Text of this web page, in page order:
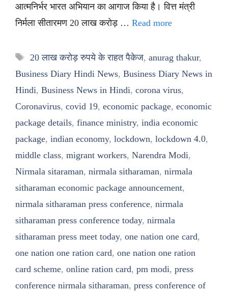
आत्मनिर्भर भारत अभियान का आगाज किया है। वित्त मंत्री
निर्मला सीतारमण 20 लाख करोड़ … Read more
Tags
20 लाख करोड़ रुपये के राहत पैकेज, anurag thakur,
Business Diary Hindi News, Business Diary News in
Hindi, Business News in Hindi, corona virus,
Coronavirus, covid 19, economic package, economic
package details, finance ministry, india economic
package, indian economy, lockdown, lockdown 4.0,
middle class, migrant workers, Narendra Modi,
Nirmala sitaraman, nirmala sitharaman, nirmala
sitharaman economic package announcement,
nirmala sitharaman press conference, nirmala
sitharaman press conference today, nirmala
sitharaman press meet today, one nation one card,
one nation one ration card, one nation one ration
card scheme, online ration card, pm modi, press
conference nirmala sitharaman, press conference of